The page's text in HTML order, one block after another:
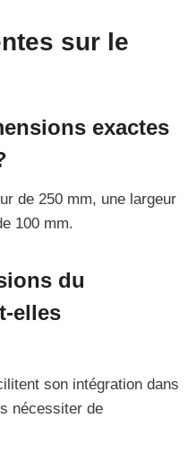
sur le
exactes
de 250 mm, une largeur
100 mm.
du
elles
son intégration dans
nécessiter de